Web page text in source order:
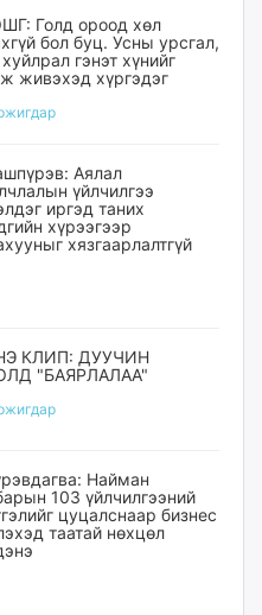
Голд ороод хөл
бол буц. Усны урсгал,
гэнэт хүнийг
живэхэд хүргэдэг
Аялал
үйлчилгээ
иргэд таних
хүрээгээр
хязгаарлалтгүй
КЛИП: ДУУЧИН
"БАЯРЛАЛАА"
Найман
103 үйлчилгээний
цуцалснаар бизнес
таатай нөхцөл